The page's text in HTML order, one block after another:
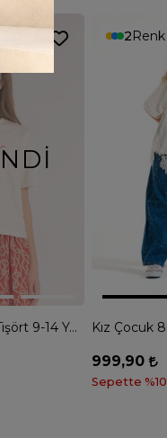
M 0566 Kız Crop Tişört 9-14 YAŞ - KIRMIZI
2Renk
999,90
Sepette %10